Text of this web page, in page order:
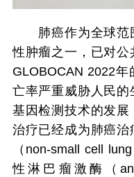
肺癌作为全球范
性肿瘤之一，已对
GLOBOCAN 2022
亡率严重威胁人民的
基因检测技术的发
治疗已经成为肺癌
（non-small cell
性淋巴瘤激酶（